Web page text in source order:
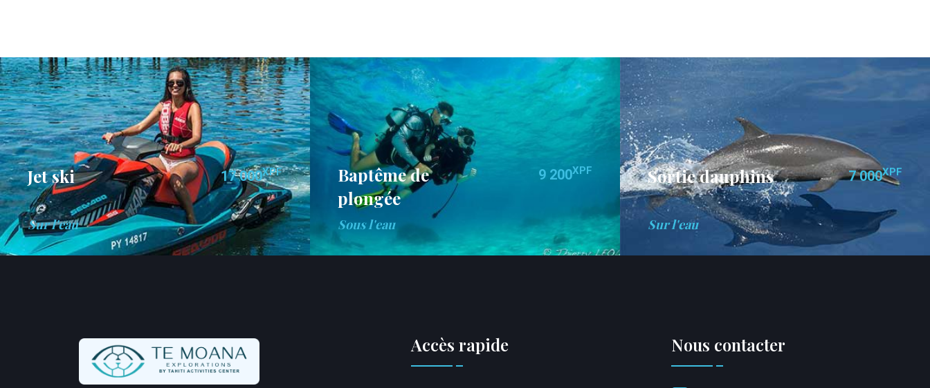
Jet ski
Sur l'eau
17 000XPF
Baptême de
plongée
Sous l'eau
9 200XPF Sortie dauphins
Sur l'eau
7 000XPF
Accès rapide Nous contacter